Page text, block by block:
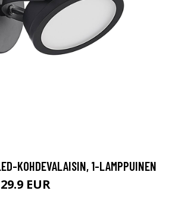
KOHDEVALAISIN, 1-LAMPPUINEN
29.9 EUR